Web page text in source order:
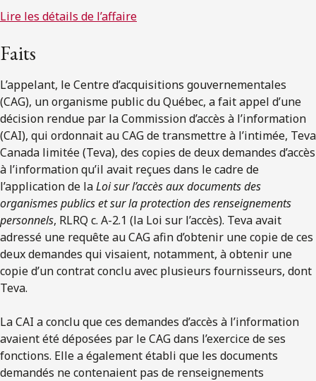
Lire les détails de l’affaire
Faits
L’appelant, le Centre d’acquisitions gouvernementales
(CAG), un organisme public du Québec, a fait appel d’une
décision rendue par la Commission d’accès à l’information
(CAI), qui ordonnait au CAG de transmettre à l’intimée, Teva
Canada limitée (Teva), des copies de deux demandes d’accès
à l’information qu’il avait reçues dans le cadre de
l’application de laLoi sur l’accès aux documents des
organismes publics et sur la protection des renseignements
personnels, RLRQ c. A-2.1 (la Loi sur l’accès). Teva avait
adressé une requête au CAG afin d’obtenir une copie de ces
deux demandes qui visaient, notamment, à obtenir une
copie d’un contrat conclu avec plusieurs fournisseurs, dont
Teva.
La CAI a conclu que ces demandes d’accès à l’information
avaient été déposées par le CAG dans l’exercice de ses
fonctions. Elle a également établi que les documents
demandés ne contenaient pas de renseignements